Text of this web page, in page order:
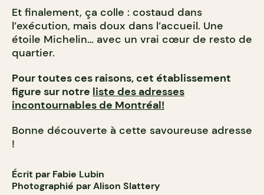
Et finalement, ça colle : costaud dans
l’exécution, mais doux dans l’accueil. Une
étoile Michelin… avec un vrai cœur de resto de
quartier.
Pour toutes ces raisons, cet établissement
figure sur notre liste des adresses
incontournables de Montréal!
Bonne découverte à cette savoureuse adresse
!
Écrit par Fabie Lubin
Photographié par Alison Slattery